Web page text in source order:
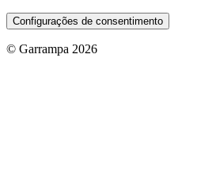
Configurações de consentimento
© Garrampa 2026